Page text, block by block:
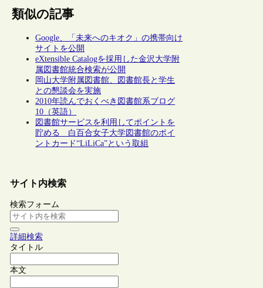
類似の記事
Google、「未来へのキオク」の携帯向け
サイトを公開
eXtensible Catalogを採用した金沢大学附
属図書館統合検索が公開
岡山大学附属図書館、図書館長と学生
との懇談会を実施
2010年読んでおくべき図書館系ブログ
10（英語）
図書館サービスを利用してポイントを
貯める 白百合女子大学図書館のポイ
ントカード“LiLiCa”という取組
サイト内検索
検索フォーム
詳細検索
タイトル
本文